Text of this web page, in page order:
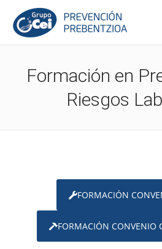
Formación en
Riesgos
FORMACIÓN
FORMACIÓN CONVENIO